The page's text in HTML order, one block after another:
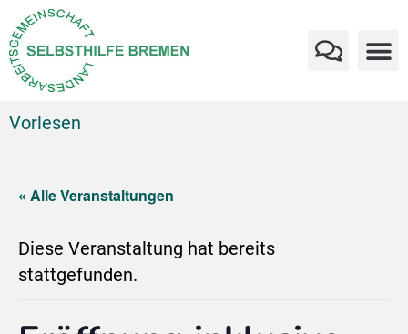
Vorlesen
« Alle Veranstaltungen
Diese Veranstaltung hat bereits
stattgefunden.